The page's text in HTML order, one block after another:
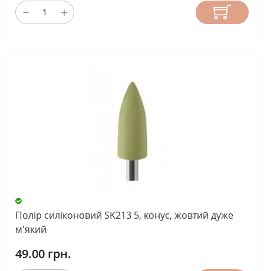
Полір силіконовий SK213 5, конус, жовтий дуже
м'який
49.00 грн.